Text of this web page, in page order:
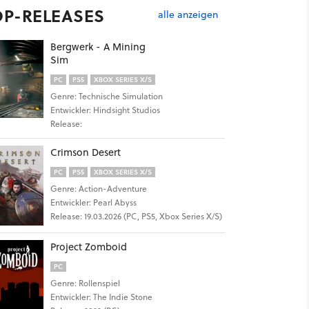
RELEASES alle anzeigen
Bergwerk - A Mining
Sim
PC PS5 XBOX SERIES X/S
Genre: Technische Simulation
Entwickler: Hindsight Studios
Release:
Crimson Desert
PC PS5 XBOX SERIES X/S
Genre: Action-Adventure
Entwickler: Pearl Abyss
Release: 19.03.2026 (PC, PS5, Xbox Series X/S)
Project Zomboid
PC
Genre: Rollenspiel
Entwickler: The Indie Stone